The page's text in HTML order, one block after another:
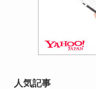
人気記事